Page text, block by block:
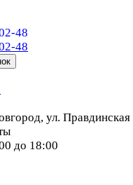
48
48
ул. Правдинская
до 18:00